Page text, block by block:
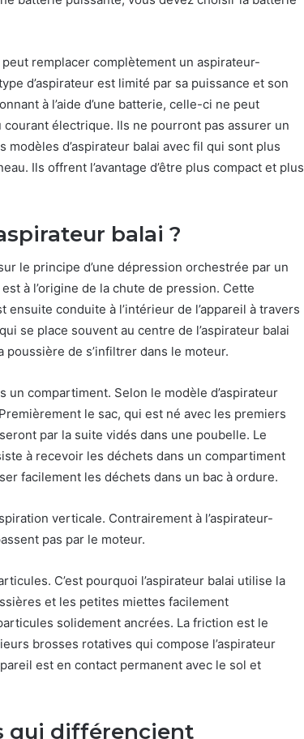
remplacer complètement un aspirateur-
d’aspirateur est limité par sa puissance et son
à l’aide d’une batterie, celle-ci ne peut
électrique. Ils ne pourront pas assurer un
d’aspirateur balai avec fil qui sont plus
Ils offrent l’avantage d’être plus compact et plus
balai ?
le principe d’une dépression orchestrée par un
à l’origine de la chute de pression. Cette
conduite à l’intérieur de l’appareil à travers
se place souvent au centre de l’aspirateur balai
de s’infiltrer dans le moteur.
compartiment. Selon le modèle d’aspirateur
le sac, qui est né avec les premiers
par la suite vidés dans une poubelle. Le
à recevoir les déchets dans un compartiment
facilement les déchets dans un bac à ordure.
verticale. Contrairement à l’aspirateur-
pas par le moteur.
C’est pourquoi l’aspirateur balai utilise la
et les petites miettes facilement
solidement ancrées. La friction est le
brosses rotatives qui compose l’aspirateur
est en contact permanent avec le sol et
qui différencient